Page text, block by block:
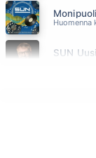
SUN